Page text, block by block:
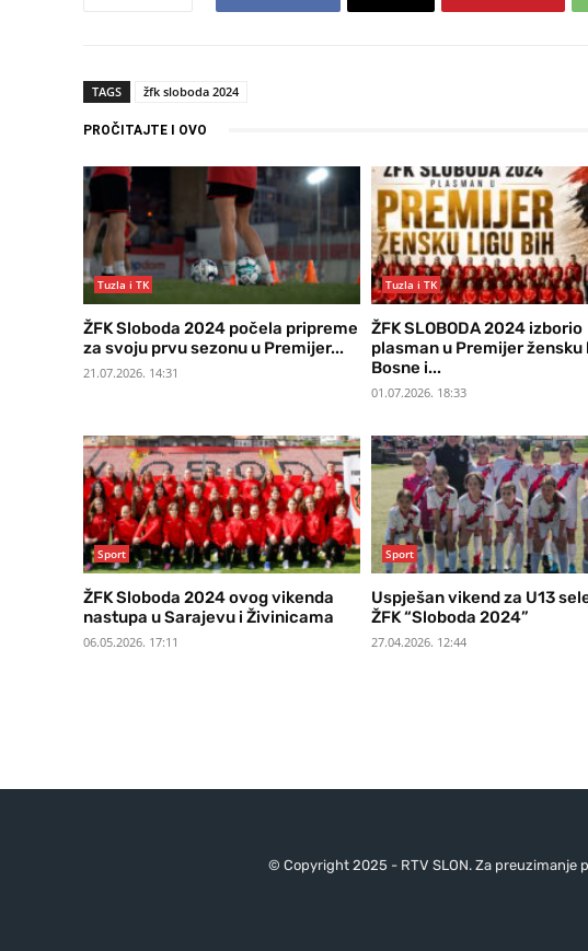
TAGS žfk sloboda 2024
PROČITAJTE I OVO
Tuzla i TK
ŽFK Sloboda 2024 počela pripreme
za svoju prvu sezonu u Premijer...
21.07.2026. 14:31
Tuzla i TK
ŽFK SLOBODA 2024 izborio
plasman u Premijer žensku
Bosne i...
01.07.2026. 18:33
Sport
ŽFK Sloboda 2024 ovog vikenda
nastupa u Sarajevu i Živinicama
06.05.2026. 17:11
Sport
Uspješan vikend za U13
ŽFK “Sloboda 2024”
27.04.2026. 12:44
© Copyright 2025 - RTV SLON. Za preuzimanje